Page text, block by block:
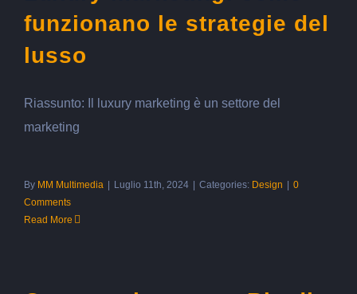
funzionano le strategie del
lusso
Riassunto: Il luxury marketing è un settore del
marketing
By MM Multimedia Luglio 11th, 2024 Categories: Design
0
Comments
Read More